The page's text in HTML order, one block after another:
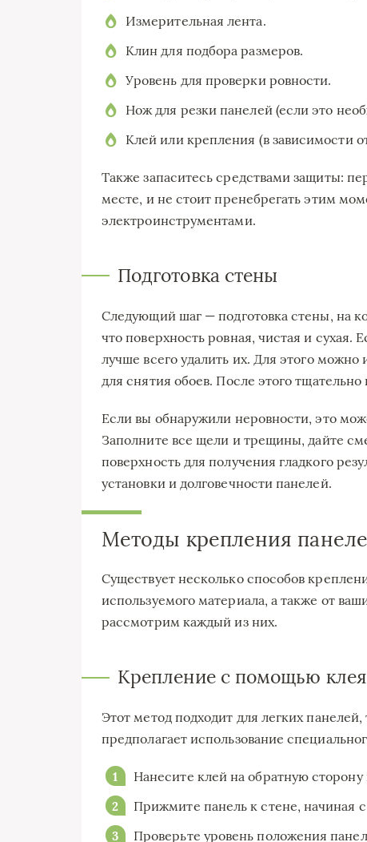
Измерительная лента.
Клин для подбора размеров.
Уровень для проверки ровности.
Нож для резки панелей (если это
Клей или крепления (в зависимости
Также запаситесь средствами защиты:
месте, и не стоит пренебрегать этим
электроинструментами.
Подготовка стены
Следующий шаг — подготовка стены, на
что поверхность ровная, чистая и сухая.
лучше всего удалить их. Для этого
для снятия обоев. После этого
Если вы обнаружили неровности, это
Заполните все щели и трещины, дайте
поверхность для получения гладкого
установки и долговечности панелей.
Методы крепления
Существует несколько способов
используемого материала, а также от
рассмотрим каждый из них.
Крепление с помощью клея
Этот метод подходит для легких
предполагает использование
Нанесите клей на обратную сторону
Прижмите панель к стене, начиная с
Проверьте уровень положения